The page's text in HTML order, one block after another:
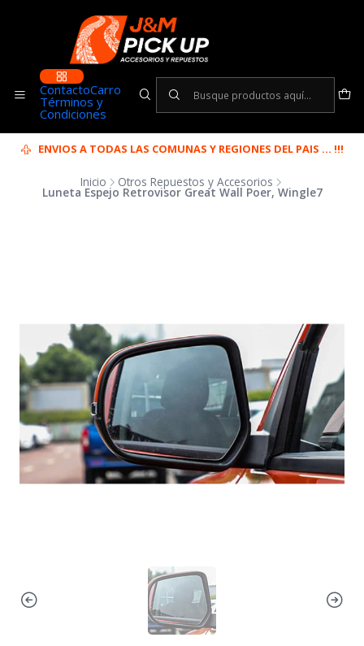
ContactoCarro
Términos y
Condiciones
ENVIOS A TODAS LAS COMUNAS Y REGIONES DEL PAIS ... !!!
Inicio Otros Repuestos y Accesorios
Luneta Espejo Retrovisor Great Wall Poer, Wingle7